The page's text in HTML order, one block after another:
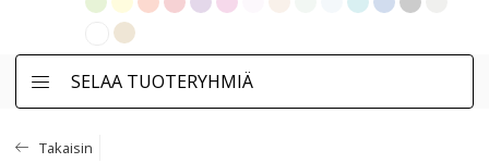
SELAA TUOTERYHMIÄ
Takaisin